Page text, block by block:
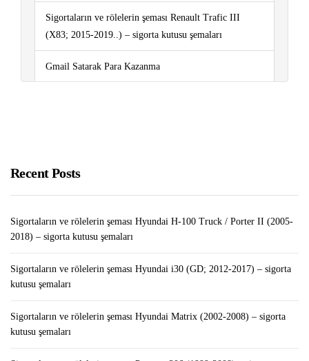
Sigortaların ve rölelerin şeması Renault Trafic III
(X83; 2015-2019..) – sigorta kutusu şemaları
Gmail Satarak Para Kazanma
Recent Posts
Sigortaların ve rölelerin şeması Hyundai H-100 Truck / Porter II (2005-
2018) – sigorta kutusu şemaları
Sigortaların ve rölelerin şeması Hyundai i30 (GD; 2012-2017) – sigorta
kutusu şemaları
Sigortaların ve rölelerin şeması Hyundai Matrix (2002-2008) – sigorta
kutusu şemaları